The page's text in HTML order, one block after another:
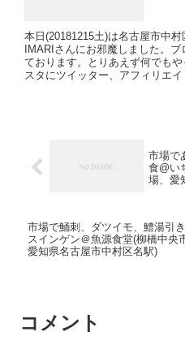
本日(20181215土)は名古屋市中
IMARIさんにお邪魔しました。
ております。とりあえず何でも
スタにツイッター、アフィリエ
市場で
食@い
場、愛
市場で鯒刺、ダツイモ、鱧湯引
スインゲン＠魚源食堂(柳橋中央
愛知県名古屋市中村区名駅)
コメント